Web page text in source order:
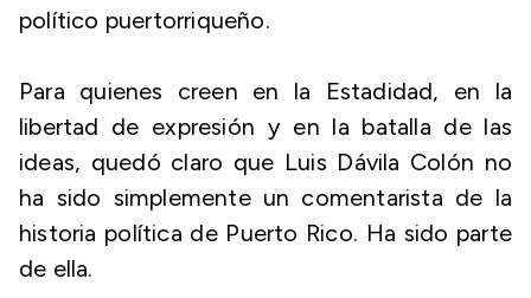
político puertorriqueño.
Para quienes creen en la Estadidad, en la
libertad de expresión y en la batalla de las
ideas, quedó claro que Luis Dávila Colón no
ha sido simplemente un comentarista de la
historia política de Puerto Rico. Ha sido parte
de ella.